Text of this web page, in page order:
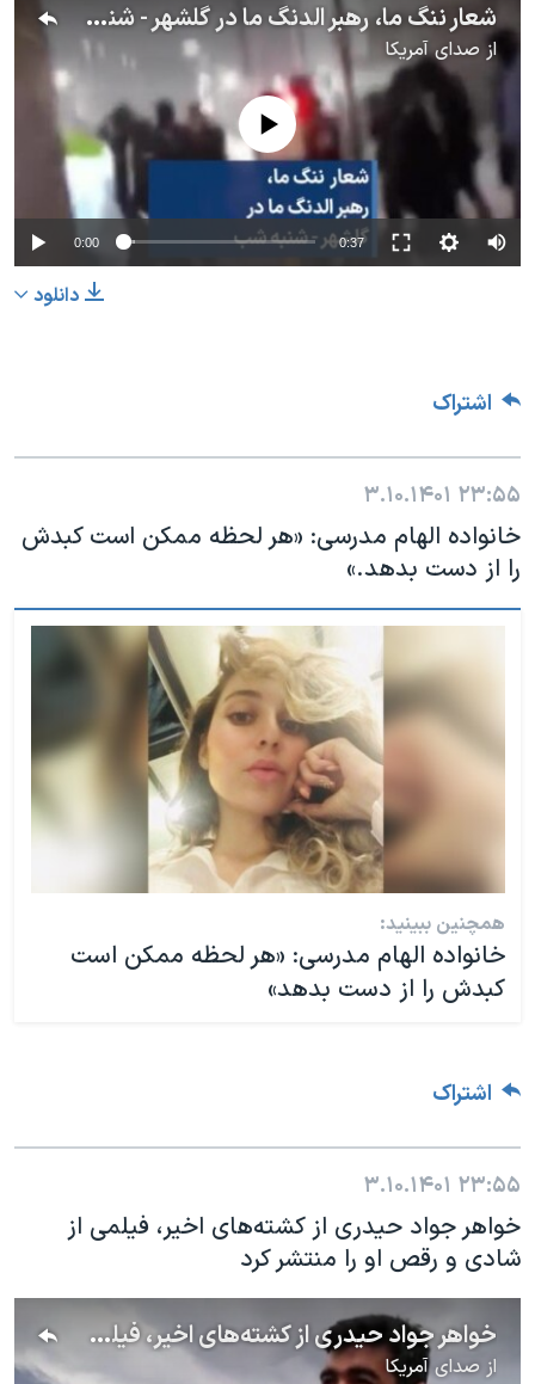
شعار ننگ ما، رهبر الدنگ ما در گلشهر - شنبه شب
از صدای آمریکا
No media source currently available
0:00 0:37
دانلود
اشتراک
۲۳:۵۵ ۳.۱۰.۱۴۰۱
خانواده الهام مدرسی: «هر لحظه ممکن است کبدش
را از دست بدهد.»
همچنین ببینید:
خانواده الهام مدرسی: «هر لحظه ممکن است
کبدش را از دست بدهد»
اشتراک
۲۳:۵۵ ۳.۱۰.۱۴۰۱
خواهر جواد حیدری از کشته‌های اخیر، فیلمی از
شادی و رقص او را منتشر کرد
خواهر جواد حیدری از کشته‌های اخیر، فیلمی از شادی و رقص او را منتشر کرد
از صدای آمریکا